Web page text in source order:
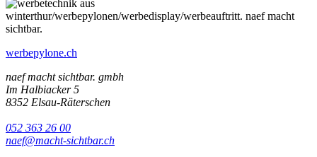
werbepylone.ch
naef macht sichtbar. gmbh
Im Halbiacker 5
8352 Elsau-Räterschen
052 363 26 00
naef@macht-sichtbar.ch